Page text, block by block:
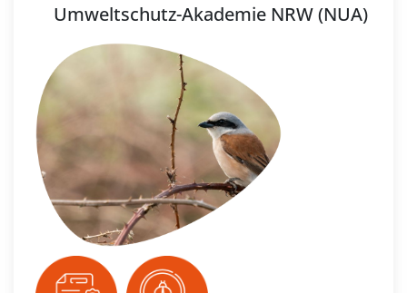
Umweltschutz-Akademie NRW (NUA)